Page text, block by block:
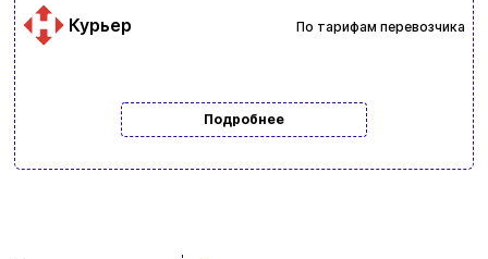
Курьер По тарифам перевозчика
Подробнее